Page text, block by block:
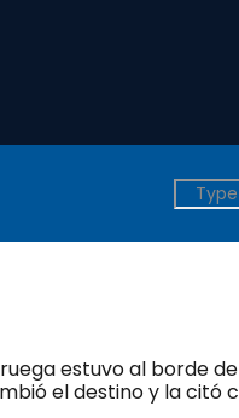
estuvo al borde
el destino y la citó